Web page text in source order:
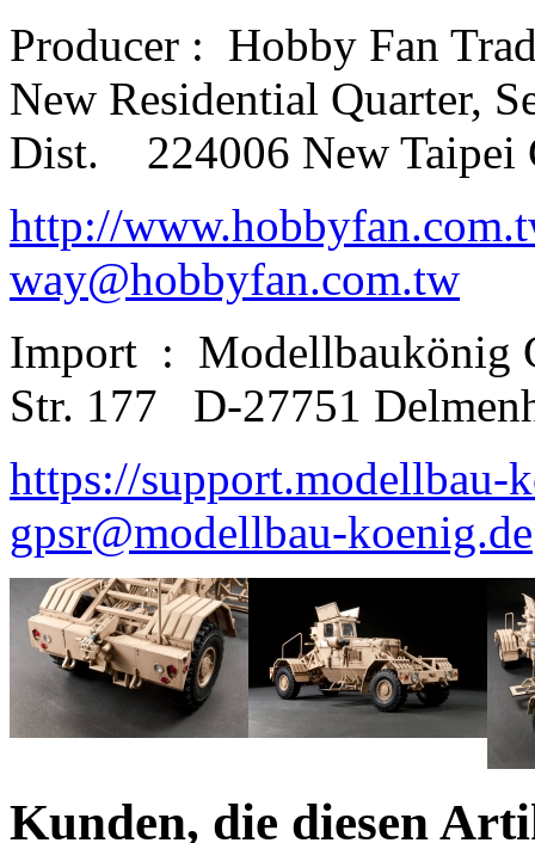
Producer : Hobby Fan
New Residential Quarter,
Dist.
224006 New Taipei
http://
way@hobbyfan.com.tw
Import : Modellbaukönig
Str. 177
D-27751
https://support.modellbau-
gpsr@modellbau-koenig.de
Kunden, die diesen